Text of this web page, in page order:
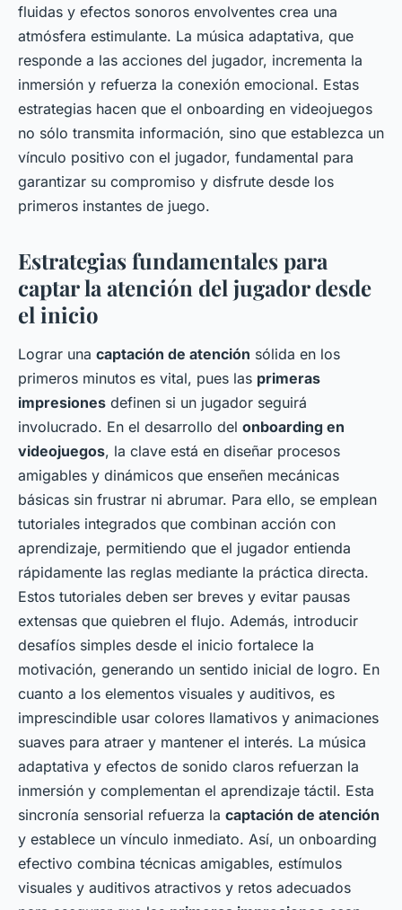
fluidas y efectos sonoros envolventes crea una
atmósfera estimulante. La música adaptativa, que
responde a las acciones del jugador, incrementa la
inmersión y refuerza la conexión emocional. Estas
estrategias hacen que el onboarding en videojuegos
no sólo transmita información, sino que establezca un
vínculo positivo con el jugador, fundamental para
garantizar su compromiso y disfrute desde los
primeros instantes de juego.
Estrategias fundamentales para
captar la atención del jugador desde
el inicio
Lograr una captación de atención sólida en los
primeros minutos es vital, pues las primeras
impresiones definen si un jugador seguirá
involucrado. En el desarrollo del onboarding en
videojuegos, la clave está en diseñar procesos
amigables y dinámicos que enseñen mecánicas
básicas sin frustrar ni abrumar. Para ello, se emplean
tutoriales integrados que combinan acción con
aprendizaje, permitiendo que el jugador entienda
rápidamente las reglas mediante la práctica directa.
Estos tutoriales deben ser breves y evitar pausas
extensas que quiebren el flujo. Además, introducir
desafíos simples desde el inicio fortalece la
motivación, generando un sentido inicial de logro. En
cuanto a los elementos visuales y auditivos, es
imprescindible usar colores llamativos y animaciones
suaves para atraer y mantener el interés. La música
adaptativa y efectos de sonido claros refuerzan la
inmersión y complementan el aprendizaje táctil. Esta
sincronía sensorial refuerza la captación de atención
y establece un vínculo inmediato. Así, un onboarding
efectivo combina técnicas amigables, estímulos
visuales y auditivos atractivos y retos adecuados